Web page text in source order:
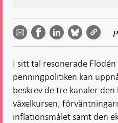
Dela
email -
Öppnas
i ny flik
Dela på
Facebook
- Öppnas
Dela på
LinkedIn
-
Öppnas
i ny flik
på
Bluesky
-
i ny flik
på
Twitter
-
i ny flik
I sitt tal resonerade
penningpolitiken kan
beskrev de tre kanaler
växelkursen,
inflationsmålet samt den